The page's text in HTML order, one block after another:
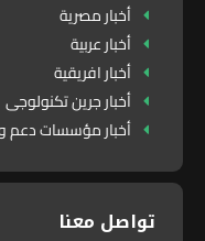
أخبار مصرية
أخبار عربية
أخبار افريقية
أخبار جرين تكنولوجى
أخبار مؤسسات دعم
تواصل معنا